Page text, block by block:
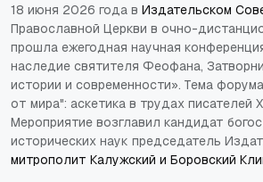
18 июня 2026 года в Издательском
Православной Церкви в очно-
прошла ежегодная научная
наследие святителя Феофана,
истории и современности». Тема
от мира": аскетика в трудах писателей
Мероприятие возглавил кандидат
исторических наук председатель
митрополит Калужский и Боровский